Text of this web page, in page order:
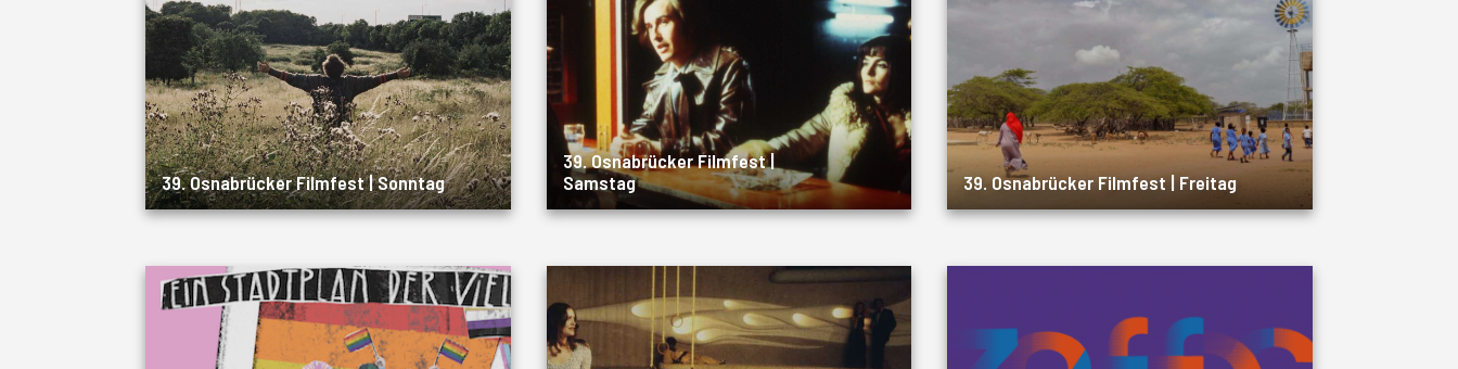
39. Osnabrücker Filmfest | Sonntag
39. Osnabrücker Filmfest |
Samstag
39. Osnabrücker Filmfest | Freitag